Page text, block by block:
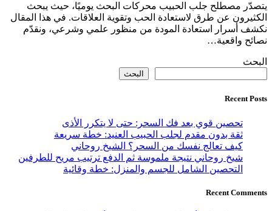
يتصدّر مصطلح جلب الحبيب محركات البحث يوميًا، حيث يبحث
الكثيرون عن طرق لاستعادة الحب وتقوية العلاقات. في هذا المقال
نكشف أسرار استعادة المودة من منظور علمي وشرعي، ونقدّم
نصائح واقعية…
البحث
البحث
Recent Posts
تحصين قوي بعد فك السحر: حتى لا يتكرر الأذى
ثقة بدون مقدم لجلب الحبيب العنيد: خطة سريعة
كيف تعالج نفسك من السحر؟ الشيخ روحاني
شيخ روحاني نتيجة ملموسة ثم الدفع ترتيب مريح للطرفين
التحصين الشامل للجسم والمنزل: خطة وقائية
Recent Comments